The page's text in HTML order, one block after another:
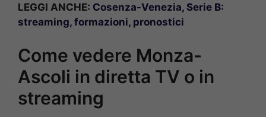
LEGGI ANCHE: Cosenza-Venezia, Serie B:
streaming, formazioni, pronostici
Come vedere Monza-
Ascoli in diretta TV o in
streaming